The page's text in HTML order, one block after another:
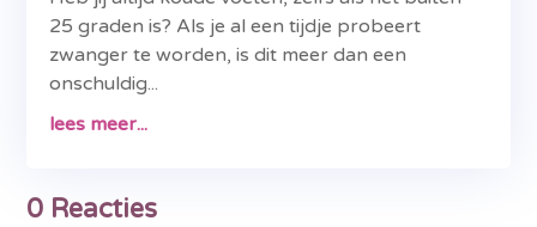
25 graden is? Als je al een tijdje probeert
zwanger te worden, is dit meer dan een
onschuldig...
lees meer...
0 Reacties